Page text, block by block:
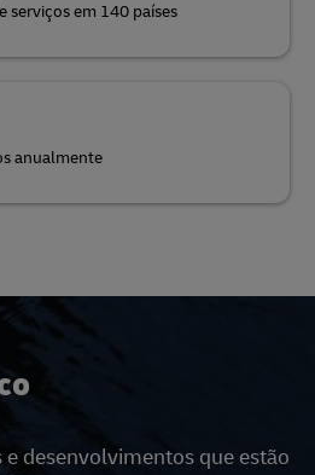
serviços em 140 países
anualmente
e desenvolvimentos que estão